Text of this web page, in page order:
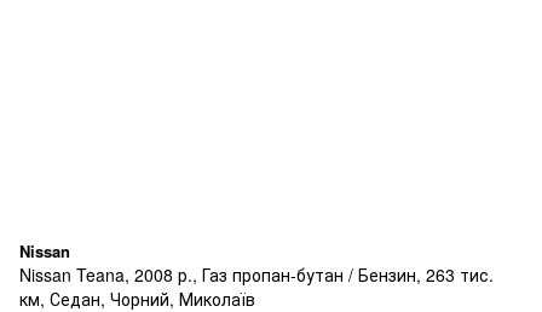
Nissan
Nissan Teana, 2008 р., Газ пропан-бутан / Бензин, 263 тис.
км, Седан, Чорний, Миколаїв